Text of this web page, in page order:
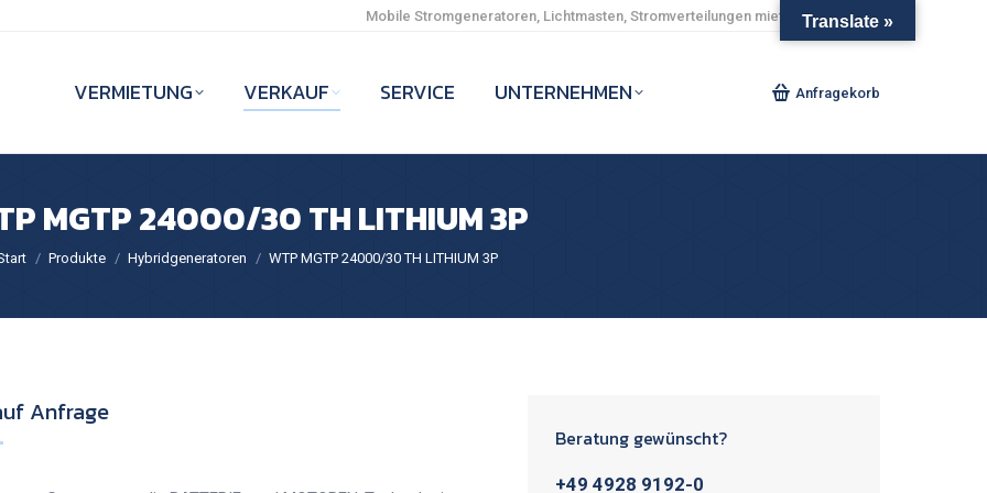
Mobile Stromgeneratoren, Lichtmasten, Stromverteilungen mieten und kaufen.
VERMIETUNG VERKAUF SERVICE UNTERNEHMEN Anfragekorb
MGTP 24000/30 TH LITHIUM 3P
befinden sich hier:
Produkte Hybridgeneratoren WTP MGTP 24000/30 TH LITHIUM 3P
Anfrage
Beratung gewünscht?
+49 4928 9192-0
Translate »